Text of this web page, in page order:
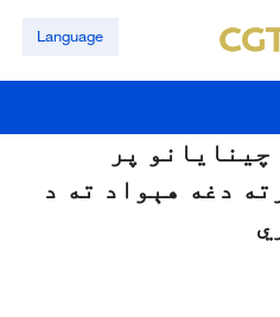
Language
پر
دغه هېواد ته د